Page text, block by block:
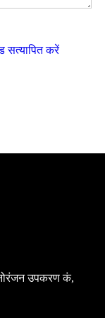
उपकरण कं,